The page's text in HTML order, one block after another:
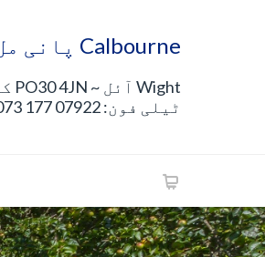
Calbourne پانی مل & دیہی میوزیم
Wight آئل ~ PO30 4JN کی نیوپورٹ روڈ ~ Calbourne ~ آئل آف مین
ٹیلی فون: 07922 177 073 اور ~: